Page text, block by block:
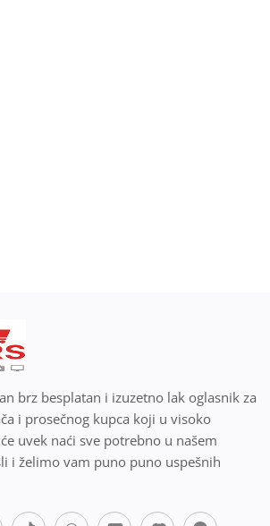
brz besplatan i izuzetno lak oglasnik za
i prosečnog kupca koji u visoko
uvek naći sve potrebno u našem
i želimo vam puno puno uspešnih